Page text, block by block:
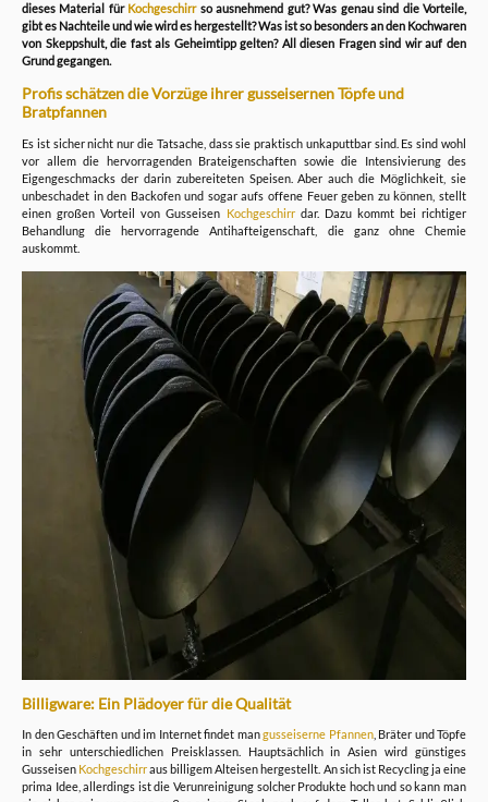
dieses Material für Kochgeschirrso ausnehmend gut? Was genau sind die Vorteile,
gibt es Nachteile und wie wird es hergestellt? Was ist so besonders an den Kochwaren
von Skeppshult, die fast als Geheimtipp gelten? All diesen Fragen sind wir auf den
Grund gegangen.
Profis schätzen die Vorzüge ihrer gusseisernen Töpfe und
Bratpfannen
Es ist sicher nicht nur die Tatsache, dass sie praktisch unkaputtbar sind. Es sind wohl
vor allem die hervorragenden Brateigenschaften sowie die Intensivierung des
Eigengeschmacks der darin zubereiteten Speisen. Aber auch die Möglichkeit, sie
unbeschadet in den Backofen und sogar aufs offene Feuer geben zu können, stellt
einen großen Vorteil von Gusseisen Kochgeschirrdar. Dazu kommt bei richtiger
Behandlung die hervorragende Antihafteigenschaft, die ganz ohne Chemie
auskommt.
Billigware: Ein Plädoyer für die Qualität
In den Geschäften und im Internet findet mangusseiserne Pfannen, Bräter und Töpfe
in sehr unterschiedlichen Preisklassen. Hauptsächlich in Asien wird günstiges
Gusseisen Kochgeschirraus billigem Alteisen hergestellt. An sich ist Recycling ja eine
prima Idee, allerdings ist die Verunreinigung solcher Produkte hoch und so kann man